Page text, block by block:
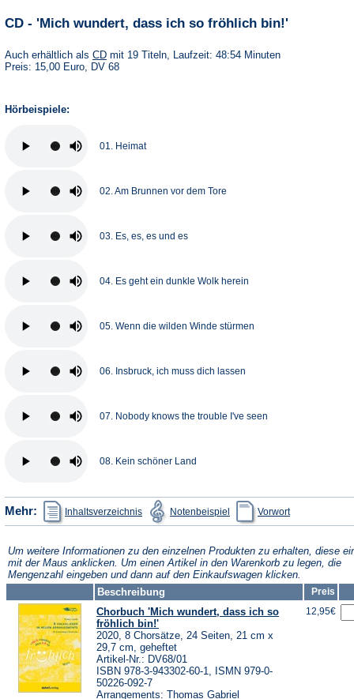
CD - 'Mich wundert, dass ich so fröhlich bin!'
Auch erhältlich als CD mit 19 Titeln, Laufzeit: 48:54 Minuten
Preis: 15,00 Euro, DV 68
Hörbeispiele:
01. Heimat
02. Am Brunnen vor dem Tore
03. Es, es, es und es
04. Es geht ein dunkle Wolk herein
05. Wenn die wilden Winde stürmen
06. Insbruck, ich muss dich lassen
07. Nobody knows the trouble I've seen
08. Kein schöner Land
Mehr: Inhaltsverzeichnis
(Öffnet
in
einem
Tab)
Notenbeispiel
(Öffnet
in
einem
Tab)
Vorwortin
einem
Tab)
Um weitere Informationen zu den einzelnen Produkten zu erhalten, diese
mit der Maus anklicken. Um einen Artikel in den Warenkorb zu legen, die
Mengenzahl eingeben und dann auf den Einkaufswagen klicken.
Beschreibung
Preis
Chorbuch 'Mich wundert, dass ich so
fröhlich bin!'
2020, 8 Chorsätze, 24 Seiten, 21 cm x
29,7 cm, geheftet
Artikel-Nr.: DV68/01
ISBN 978-3-943302-60-1, ISMN 979-0-
50226-092-7
Arrangements: Thomas Gabriel
12,95€